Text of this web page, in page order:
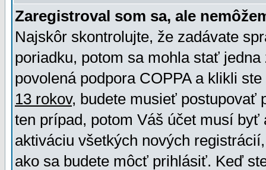
Zaregistroval som sa, ale
Najskôr skontrolujte, že zadávate
poriadku, potom sa mohla stať
povolená podpora COPPA a klikli
13 rokov, budete musieť postupovať
ten prípad, potom Váš účet musí
aktiváciu všetkých nových
ako sa budete môcť prihlásiť. Keď